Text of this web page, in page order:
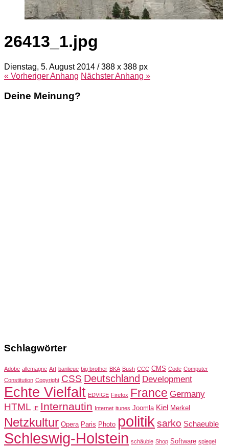
26413_1.jpg
Dienstag, 5. August 2014 /388 x 388 px
« VorherigerAnhang NächsterAnhang »
Deine Meinung?
Schlagwörter
Adobe allemagne Art banlieue big brother BKA Bush CCC CMS Code Computer
Constitution Copyright CSS Deutschland Development
Echte Vielfalt EDVIGE Firefox France Germany
HTML IE Internautin Internet itunes Joomla Kiel Merkel
Netzkultur Opera Paris Photo politik sarko Schaeuble
Schleswig-Holstein schäuble Shop Software spiegel